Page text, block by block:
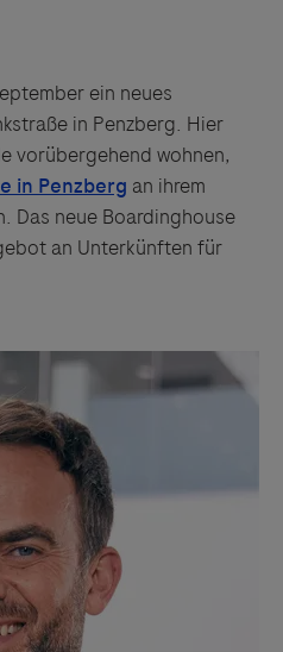
ein neues
in Penzberg. Hier
vorübergehend wohnen,
an ihrem
Das neue Boardinghouse
an Unterkünften für